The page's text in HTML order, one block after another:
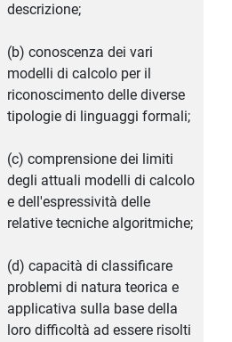
descrizione;
(b) conoscenza dei vari
modelli di calcolo per il
riconoscimento delle diverse
tipologie di linguaggi formali;
(c) comprensione dei limiti
degli attuali modelli di calcolo
e dell'espressività delle
relative tecniche algoritmiche;
(d) capacità di classificare
problemi di natura teorica e
applicativa sulla base della
loro difficoltà ad essere risolti